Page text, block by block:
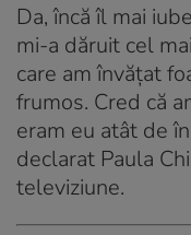
Da, încă îl mai
mi-a dăruit cel
care am învățat
frumos. Cred că
eram eu atât de
declarat Paula
televiziune.